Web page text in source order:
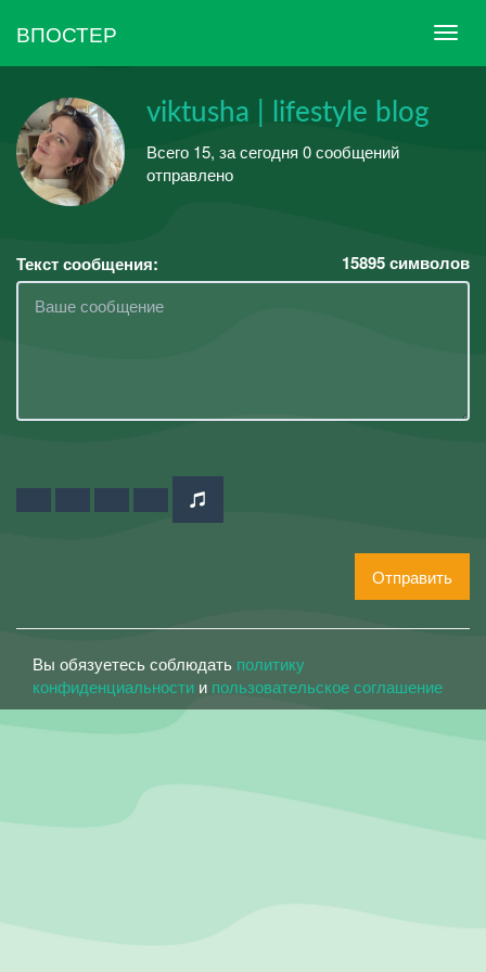
ВПОСТЕР
viktusha | lifestyle blog
Всего 15, за сегодня 0 сообщений
отправлено
Текст сообщения: 15895символов
Отправить
Вы обязуетесь соблюдать политику
конфиденциальности и пользовательское соглашение